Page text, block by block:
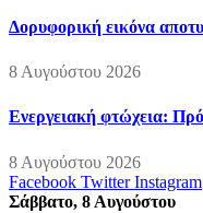
Δορυφορική εικόνα
8 Αυγούστου 2026
Ενεργειακή φτώχεια:
8 Αυγούστου 2026
Facebook Twitter Instagram
Σάββατο, 8 Αυγούστου